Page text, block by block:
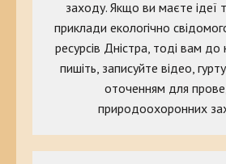
заходу. Якщо ви маєте ідеї
приклади екологічно
ресурсів Дністра, тоді вам
пишіть, записуйте відео,
оточенням для
природоохоронних